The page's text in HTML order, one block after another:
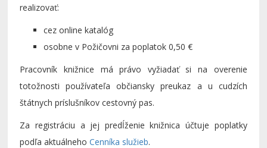
realizovať:
cez online katalóg
osobne v Požičovni za poplatok 0,50 €
Pracovník knižnice má právo vyžiadať si na overenie
totožnosti používateľa občiansky preukaz a u cudzích
štátnych príslušníkov cestovný pas.
Za registráciu a jej predĺženie knižnica účtuje poplatky
podľa aktuálnehoCenníka služieb.